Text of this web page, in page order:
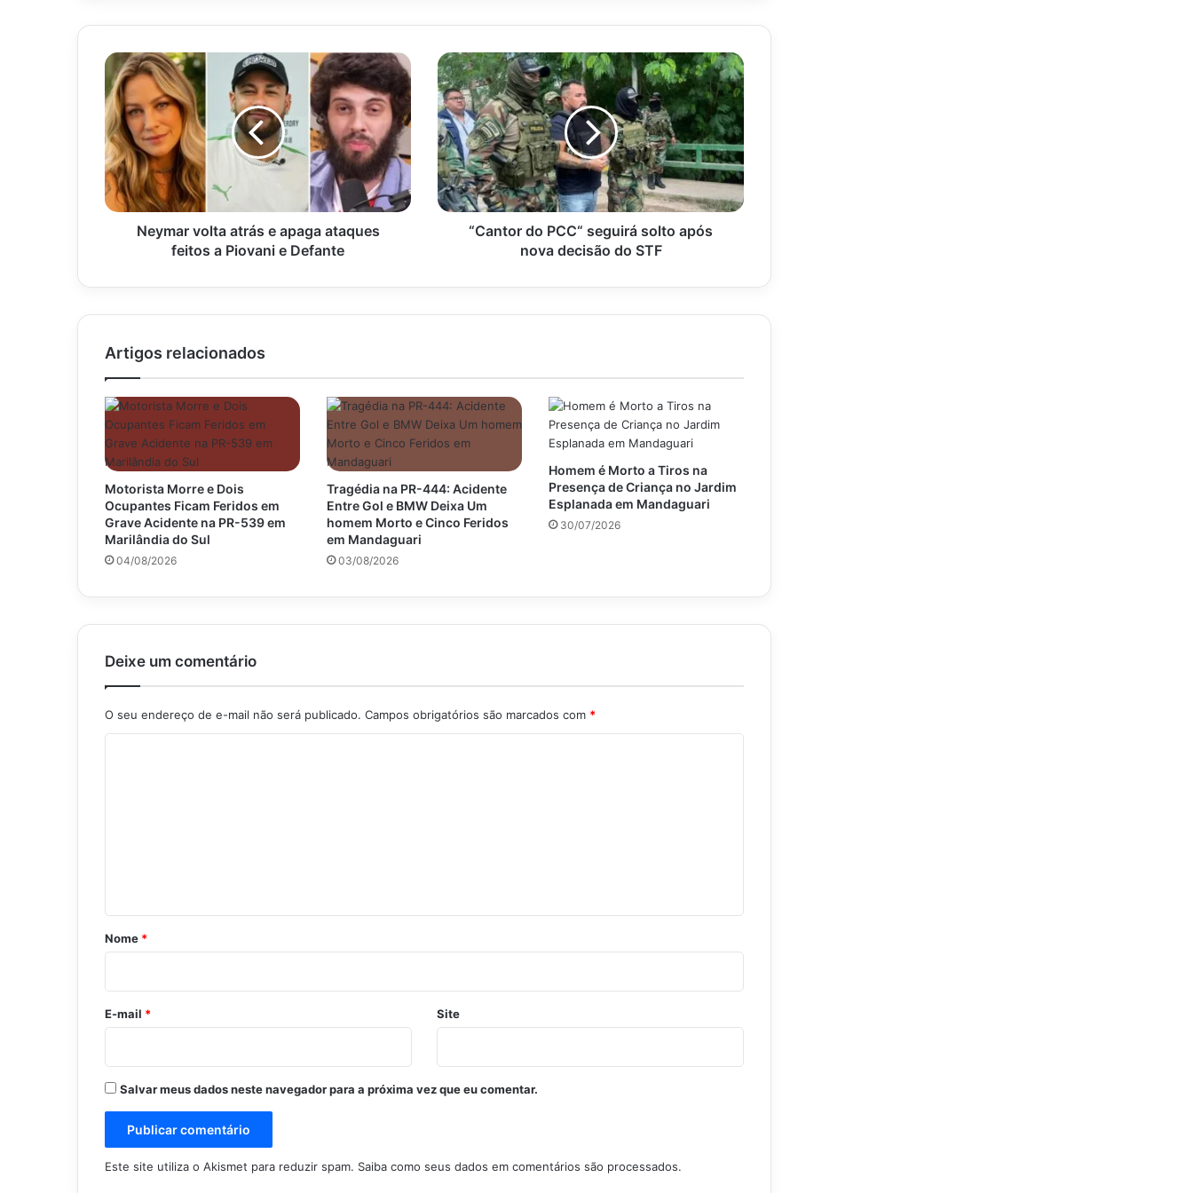
Neymar
volta
atrás
e
apaga
ataques
feitos
a
Piovani
Neymar volta atrás e apaga ataques
feitos a Piovani e Defante
“Cantor
do
PCC“
seguirá
solto
após
nova
decisão
do
“Cantor do PCC“ seguirá solto após
nova decisão do STF
Artigos relacionados
Motorista Morre e Dois
Ocupantes Ficam Feridos em
Grave Acidente na PR-539 em
Marilândia do Sul
04/08/2026
Tragédia na PR-444: Acidente
Entre Gol e BMW Deixa Um
homem Morto e Cinco Feridos
em Mandaguari
03/08/2026
Homem é Morto a Tiros na
Presença de Criança no Jardim
Esplanada em Mandaguari
30/07/2026
Deixe um comentário
O seu endereço de e-mail não será publicado. Campos obrigatórios são marcados com *
r
o
*
Nome *
E-mail * Site
Salvar meus dados neste navegador para a próxima vez que eu comentar.
Este site utiliza o Akismet para reduzir spam. Saiba como seus dados em comentários são processados.